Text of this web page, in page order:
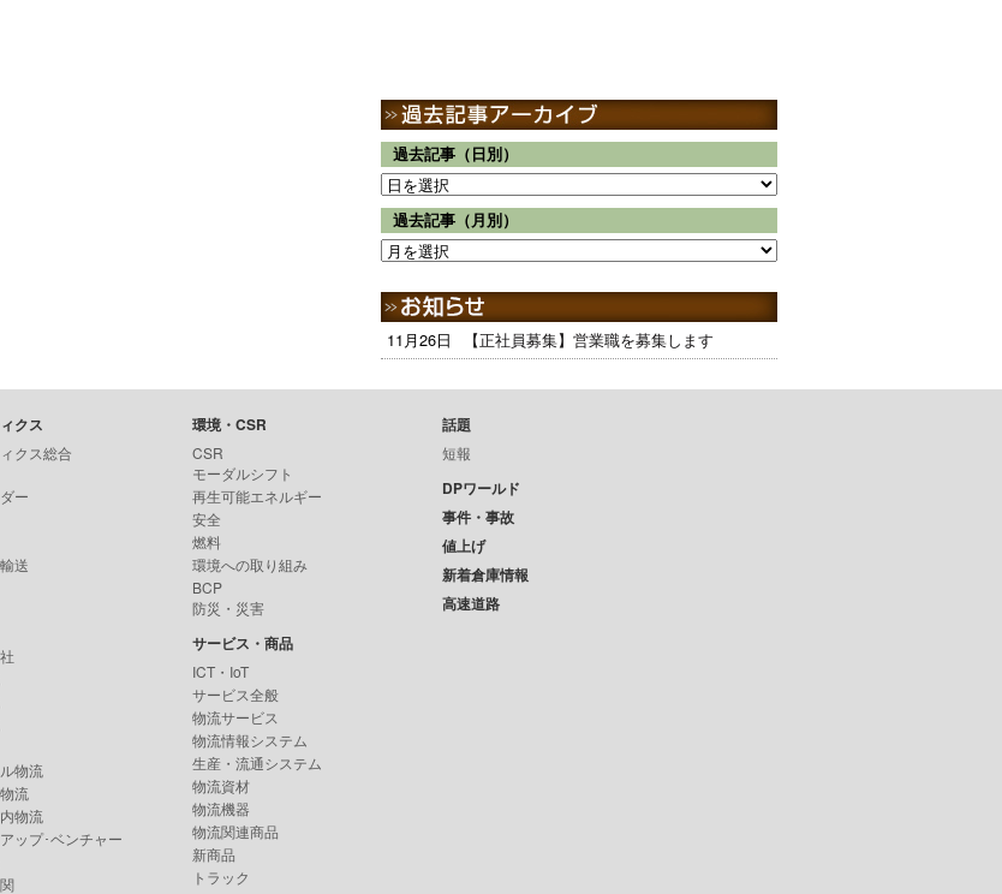
過去記事（日別）
過去記事（月別）
11月26日 【正社員募集】営業職を募集します
クス
クス総合
ー
送
物流
流
物流
ップ･ベンチャー
環境・CSR
CSR
モーダルシフト
再生可能エネルギー
安全
燃料
環境への取り組み
BCP
防災・災害
サービス・商品
ICT・IoT
サービス全般
物流サービス
物流情報システム
生産・流通システム
物流資材
物流機器
物流関連商品
新商品
トラック
話題
短報
DPワールド
事件・事故
値上げ
新着倉庫情報
高速道路